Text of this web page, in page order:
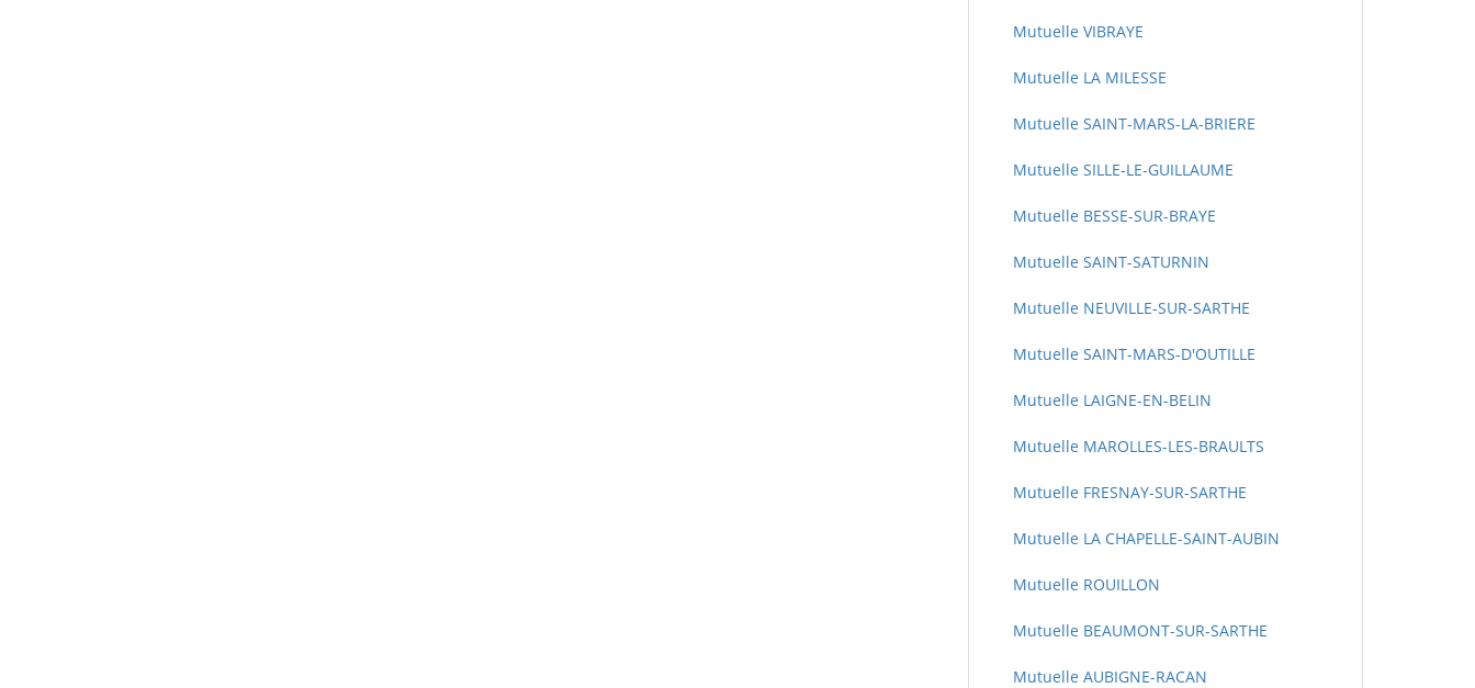
Mutuelle VIBRAYE
Mutuelle LA MILESSE
Mutuelle SAINT-MARS-LA-BRIERE
Mutuelle SILLE-LE-GUILLAUME
Mutuelle BESSE-SUR-BRAYE
Mutuelle SAINT-SATURNIN
Mutuelle NEUVILLE-SUR-SARTHE
Mutuelle SAINT-MARS-D'OUTILLE
Mutuelle LAIGNE-EN-BELIN
Mutuelle MAROLLES-LES-BRAULTS
Mutuelle FRESNAY-SUR-SARTHE
Mutuelle LA CHAPELLE-SAINT-AUBIN
Mutuelle ROUILLON
Mutuelle BEAUMONT-SUR-SARTHE
Mutuelle AUBIGNE-RACAN